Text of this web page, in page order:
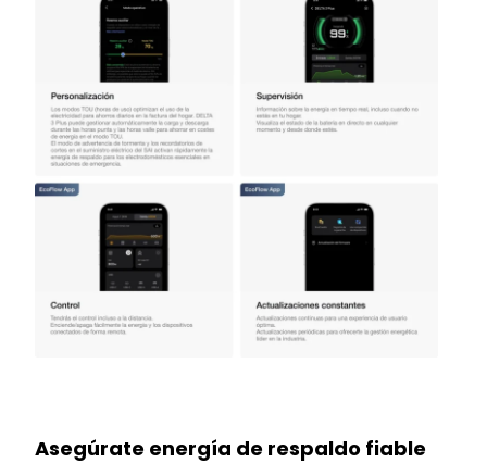
Asegúrate energía de respaldo fiable